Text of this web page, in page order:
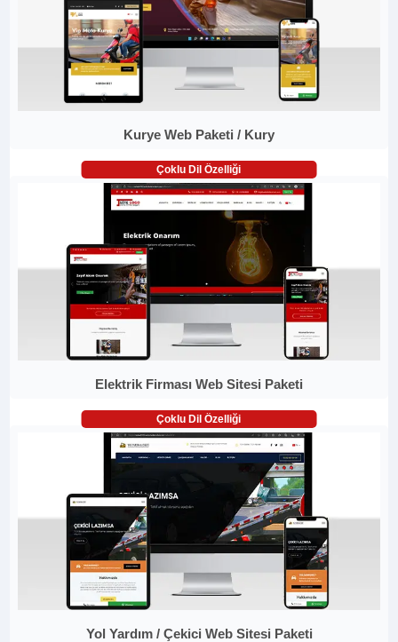
Kurye Web Paketi / Kury
Çoklu Dil Özelliği
Elektrik Firması Web Sitesi Paketi
Çoklu Dil Özelliği
Yol Yardım / Çekici Web Sitesi Paketi